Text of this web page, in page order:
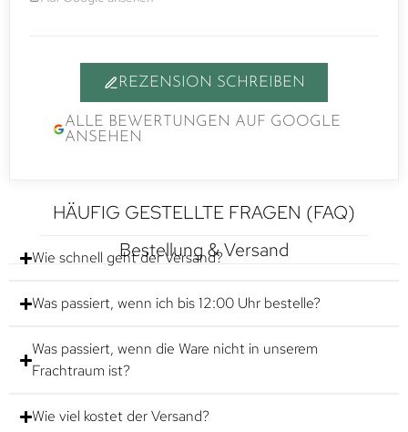
REZENSION SCHREIBEN
ALLE BEWERTUNGEN AUF GOOGLE
ANSEHEN
HÄUFIG GESTELLTE FRAGEN (FAQ)
Bestellung & Versand
Wie schnell geht der Versand?
Was passiert, wenn ich bis 12:00 Uhr bestelle?
Was passiert, wenn die Ware nicht in unserem
Frachtraum ist?
Wie viel kostet der Versand?